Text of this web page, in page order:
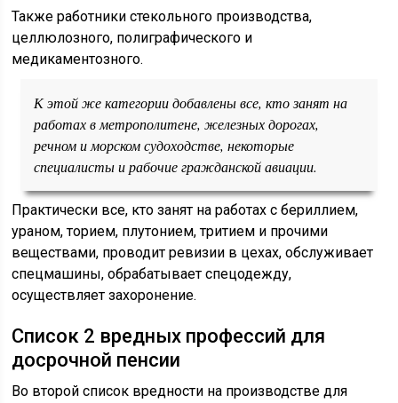
Также работники стекольного производства,
целлюлозного, полиграфического и
медикаментозного.
К этой же категории добавлены все, кто занят на
работах в метрополитене, железных дорогах,
речном и морском судоходстве, некоторые
специалисты и рабочие гражданской авиации.
Практически все, кто занят на работах с бериллием,
ураном, торием, плутонием, тритием и прочими
веществами, проводит ревизии в цехах, обслуживает
спецмашины, обрабатывает спецодежду,
осуществляет захоронение.
Список 2 вредных профессий для
досрочной пенсии
Во второй список вредности на производстве для